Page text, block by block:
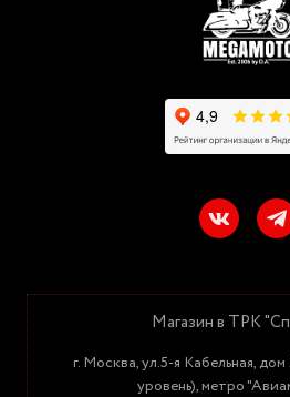
Магазин в ТРК
г. Москва, ул.5-я Кабельная,
уровень), метро